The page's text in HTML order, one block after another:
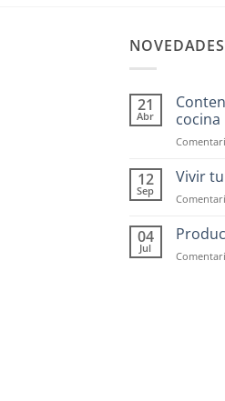
NOVEDADES
21
Abr
cocina
12
Sep
Vivir
04
Jul